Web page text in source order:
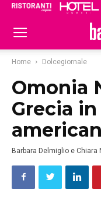
Home Dolcegiornale
Omonia
Grecia
Barbara Delmiglio e Chiara